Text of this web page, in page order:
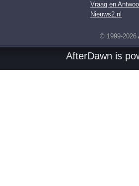
Vraag en
Nieuws2.nl
© 1999-2026
AfterDawn is